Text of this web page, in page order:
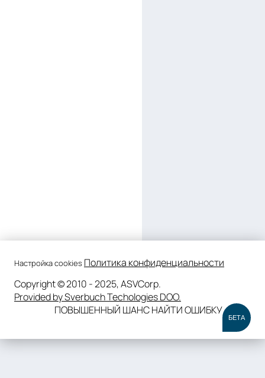
Настройка cookies Политика конфиденциальности
Copyright © 2010 - 2025, ASVCorp.
Provided by Sverbuch Techologies DOO.
ПОВЫШЕННЫЙ ШАНС НАЙТИ ОШИБКУ
БЕТА